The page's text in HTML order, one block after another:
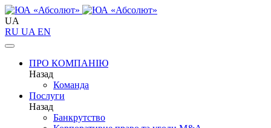
UA
RU UA EN
ПРО КОМПАНІЮ
Назад
Команда
Послуги
Назад
Банкрутство